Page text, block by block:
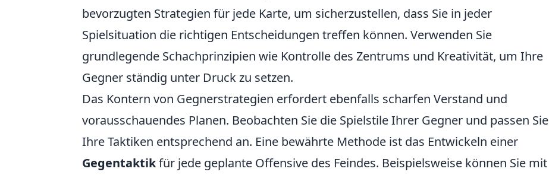
bevorzugten Strategien für jede Karte, um sicherzustellen, dass Sie in jeder
Spielsituation die richtigen Entscheidungen treffen können. Verwenden Sie
grundlegende Schachprinzipien wie Kontrolle des Zentrums und Kreativität, um Ihre
Gegner ständig unter Druck zu setzen.
Das Kontern von Gegnerstrategien erfordert ebenfalls scharfen Verstand und
vorausschauendes Planen. Beobachten Sie die Spielstile Ihrer Gegner und passen Sie
Ihre Taktiken entsprechend an. Eine bewährte Methode ist das Entwickeln einer
Gegentaktikfür jede geplante Offensive des Feindes. Beispielsweise können Sie mit